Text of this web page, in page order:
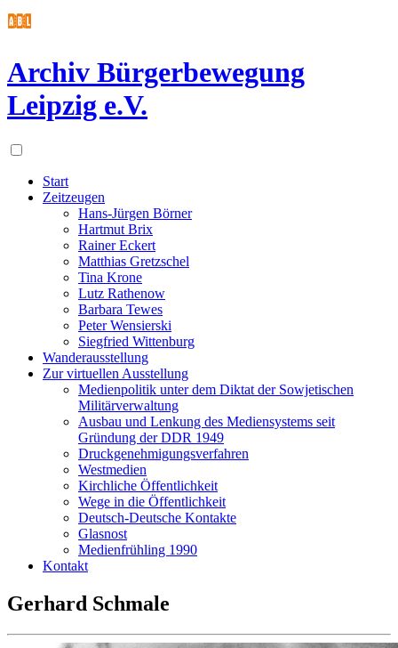
Archiv Bürgerbewegung
Leipzig e.V.
Start
Zeitzeugen
Hans-Jürgen Börner
Hartmut Brix
Rainer Eckert
Matthias Gretzschel
Tina Krone
Lutz Rathenow
Barbara Tewes
Peter Wensierski
Siegfried Wittenburg
Wanderausstellung
Zur virtuellen Ausstellung
Medienpolitik unter dem Diktat der Sowjetischen
Militärverwaltung
Ausbau und Lenkung des Mediensystems seit
Gründung der DDR 1949
Druckgenehmigungsverfahren
Westmedien
Kirchliche Öffentlichkeit
Wege in die Öffentlichkeit
Deutsch-Deutsche Kontakte
Glasnost
Medienfrühling 1990
Kontakt
Gerhard Schmale